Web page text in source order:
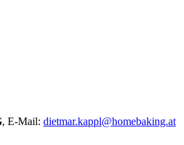
, E-Mail: dietmar.kappl@homebaking.at